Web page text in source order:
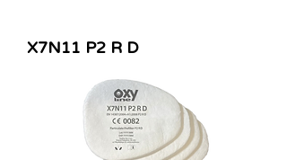
X7N11 P2 R D